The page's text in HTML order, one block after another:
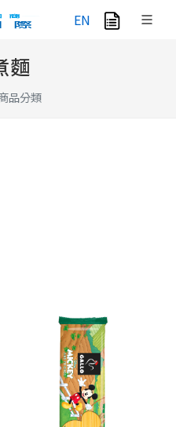
EN
麵
品分類